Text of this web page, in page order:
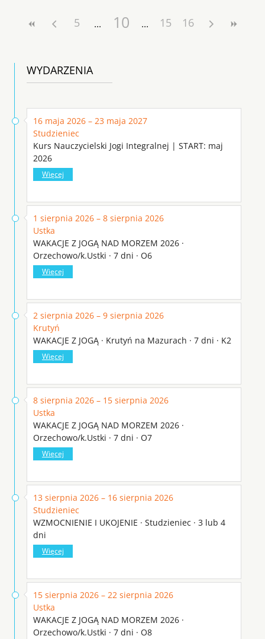
5 10 15 16
WYDARZENIA
16 maja 2026 – 23 maja 2027
Studzieniec
Kurs Nauczycielski Jogi Integralnej | START: maj
2026
Więcej
1 sierpnia 2026 – 8 sierpnia 2026
Ustka
WAKACJE Z JOGĄ NAD MORZEM 2026 ·
Orzechowo/k.Ustki · 7 dni · O6
Więcej
2 sierpnia 2026 – 9 sierpnia 2026
Krutyń
WAKACJE Z JOGĄ · Krutyń na Mazurach · 7 dni · K2
Więcej
8 sierpnia 2026 – 15 sierpnia 2026
Ustka
WAKACJE Z JOGĄ NAD MORZEM 2026 ·
Orzechowo/k.Ustki · 7 dni · O7
Więcej
13 sierpnia 2026 – 16 sierpnia 2026
Studzieniec
WZMOCNIENIE I UKOJENIE · Studzieniec · 3 lub 4
dni
Więcej
15 sierpnia 2026 – 22 sierpnia 2026
Ustka
WAKACJE Z JOGĄ NAD MORZEM 2026 ·
Orzechowo/k.Ustki · 7 dni · O8